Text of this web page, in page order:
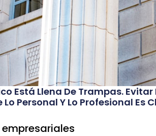
Está Llena De Trampas.
Personal Y Lo Profesional Es